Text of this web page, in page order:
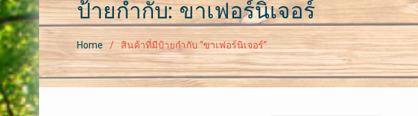
ป้ายกำกับ: ขาเฟอร์นิเจอร์
Home สินค้าที่มีป้ายกำกับ “ขาเฟอร์นิเจอร์”